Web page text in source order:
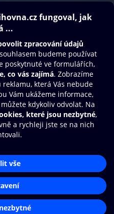
O2 Knihovna
své e-knihy a
rychleji a pohodlněji.